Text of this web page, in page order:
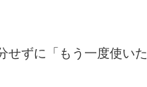
せずに「もう一度使い